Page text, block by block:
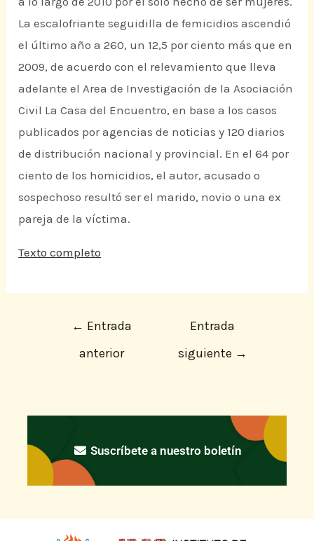
La escalofriante seguidilla de femicidios ascendió
el último año a 260, un 12,5 por ciento más que en
2009, de acuerdo con el relevamiento que lleva
adelante el Area de Investigación de la Asociación
Civil La Casa del Encuentro, en base a los casos
publicados por agencias de noticias y 120 diarios
de distribución nacional y provincial. En el 64 por
ciento de los homicidios, el autor, acusado o
sospechoso resultó ser el marido, novio o una ex
pareja de la víctima.
Texto completo
← Entrada
anterior
Entrada
siguiente →
Suscríbete a nuestro boletín